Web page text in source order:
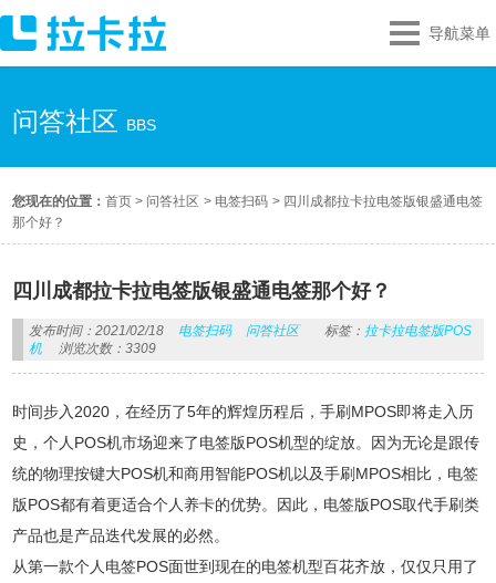
导航菜单
问答社区 BBS
您现在的位置：首页 > 问答社区 > 电签扫码 > 四川成都拉卡拉电签版银盛通电签
那个好？
四川成都拉卡拉电签版银盛通电签那个好？
发布时间：2021/02/18 电签扫码 问答社区 标签： 拉卡拉电签版POS
机
浏览次数：3309
时间步入2020，在经历了5年的辉煌历程后，手刷MPOS即将走入历
史，个人POS机市场迎来了电签版POS机型的绽放。因为无论是跟传
统的物理按键大POS机和商用智能POS机以及手刷MPOS相比，电签
版POS都有着更适合个人养卡的优势。因此，电签版POS取代手刷类
产品也是产品迭代发展的必然。
从第一款个人电签POS面世到现在的电签机型百花齐放，仅仅只用了